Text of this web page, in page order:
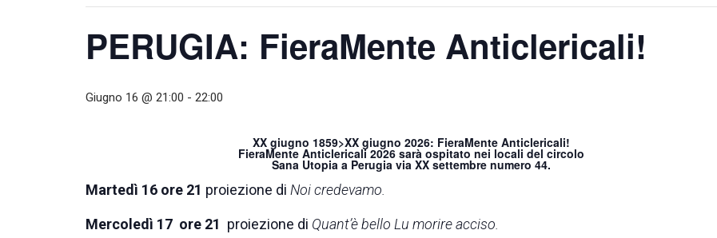
PERUGIA: FieraMente Anticlericali!
Giugno 16 @ 21:00 - 22:00
XX giugno 1859>XX giugno 2026: FieraMente Anticlericali!
FieraMente Anticlericali 2026 sarà ospitato nei locali del circolo
Sana Utopia a Perugia via XX settembre numero 44.
Martedì 16 ore 21 proiezione di Noi credevamo.
Mercoledì 17 ore 21 proiezione di Quant’è bello Lu morire acciso.